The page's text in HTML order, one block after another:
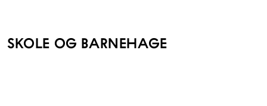
SKOLE OG BARNEHAGE